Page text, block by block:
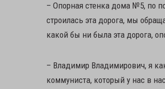
– Опорная стенка дома №5, по
строилась эта дорога, мы
какой бы ни была эта дорога,
– Владимир Владимирович, я
коммуниста, который у нас в